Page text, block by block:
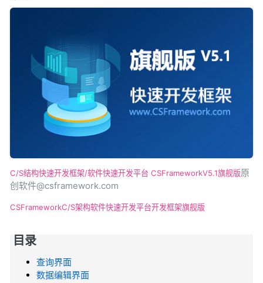
C/S结构快速开发框架/软件快速开发平台 CSFrameworkV5.1旗舰版原
创软件@csframework.com
CSFrameworkC/S架构软件快速开发平台开发框架旗舰版
目录
查询界面
数据编辑界面